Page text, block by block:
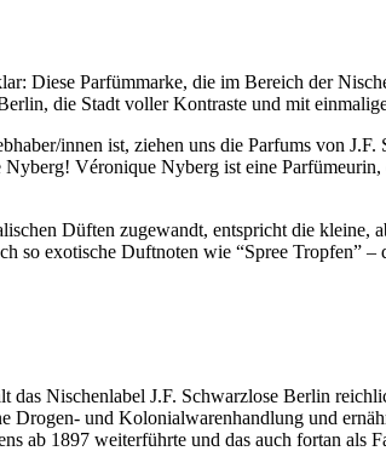
Diese Parfümmarke, die im Bereich der
die Stadt voller Kontraste und mit
innen ist, ziehen uns die Parfums von
Véronique Nyberg ist eine
Düften zugewandt, entspricht die kleine,
so exotische Duftnoten wie “Spree Tropfen”
Nischenlabel J.F. Schwarzlose Berlin
Drogen- und Kolonialwarenhandlung und
ab 1897 weiterführte und das auch fortan als